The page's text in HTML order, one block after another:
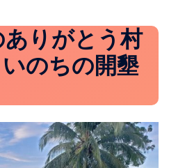
りがとう村
のちの開墾